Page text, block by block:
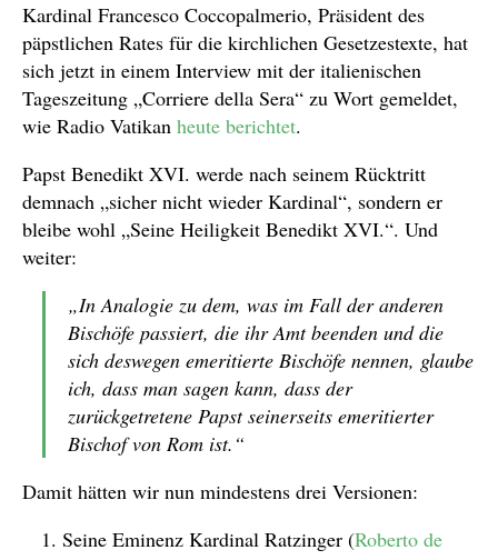
Kardinal Francesco Coccopalmerio, Präsident des
päpstlichen Rates für die kirchlichen Gesetzestexte, hat
sich jetzt in einem Interview mit der italienischen
Tageszeitung „Corriere della Sera“ zu Wort gemeldet,
wie Radio Vatikan heute berichtet.
Papst Benedikt XVI. werde nach seinem Rücktritt
demnach „sicher nicht wieder Kardinal“, sondern er
bleibe wohl „Seine Heiligkeit Benedikt XVI.“. Und
weiter:
„In Analogie zu dem, was im Fall der anderen
Bischöfe passiert, die ihr Amt beenden und die
sich deswegen emeritierte Bischöfe nennen, glaube
ich, dass man sagen kann, dass der
zurückgetretene Papst seinerseits emeritierter
Bischof von Rom ist.“
Damit hätten wir nun mindestens drei Versionen:
Seine Eminenz Kardinal Ratzinger (Roberto de